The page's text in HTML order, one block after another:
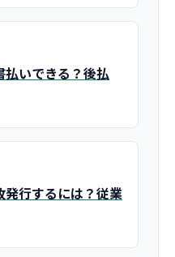
払いできる？後払
発行するには？従業